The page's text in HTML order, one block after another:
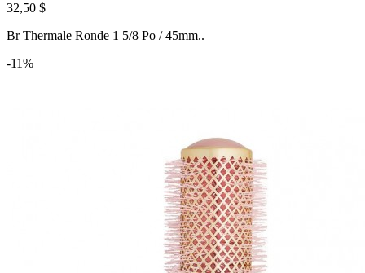
32,50 $
Br Thermale Ronde 1 5/8 Po / 45mm..
-11%